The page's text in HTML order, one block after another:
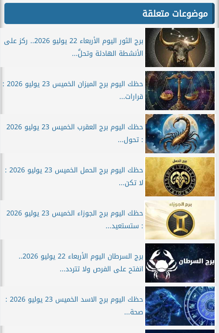
موضوعات متعلقة
برج الثور اليوم الأربعاء 22 يوليو 2026.. ركز على
الأنشطة الهادئة وتحلَّ...
حظك اليوم برج الميزان الخميس 23 يوليو 2026 :
قرارات...
حظك اليوم برج العقرب الخميس 23 يوليو 2026
: تحول...
حظك اليوم برج الحمل الخميس 23 يوليو 2026 :
لا تكن...
حظك اليوم برج الجوزاء الخميس 23 يوليو 2026
: ستستعيد...
برج السرطان اليوم الأربعاء 22 يوليو 2026..
انفتح على الفرص ولا تتردد...
حظك اليوم برج الاسد الخميس 23 يوليو 2026 :
صحة...